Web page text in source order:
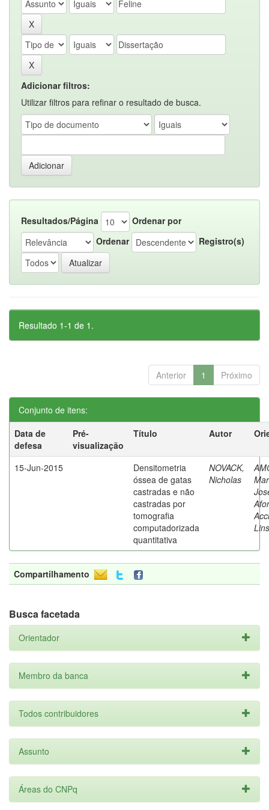
Adicionar filtros:
Utilizar filtros para refinar o resultado de busca.
Resultados/Página
Ordenar por
Ordenar
Registro(s)
Resultado 1-1 de 1.
Anterior 1 Próximo
Conjunto de itens:
Data de
defesa
Pré-
visualização
Título Autor
15-Jun-2015
Densitometria
óssea de gatas
castradas e não
castradas por
tomografia
computadorizada
quantitativa
NOVACK,
Nicholas
Lins
Compartilhamento
Busca facetada
Orientador
Membro da banca
Todos contribuidores
Assunto
Áreas do CNPq